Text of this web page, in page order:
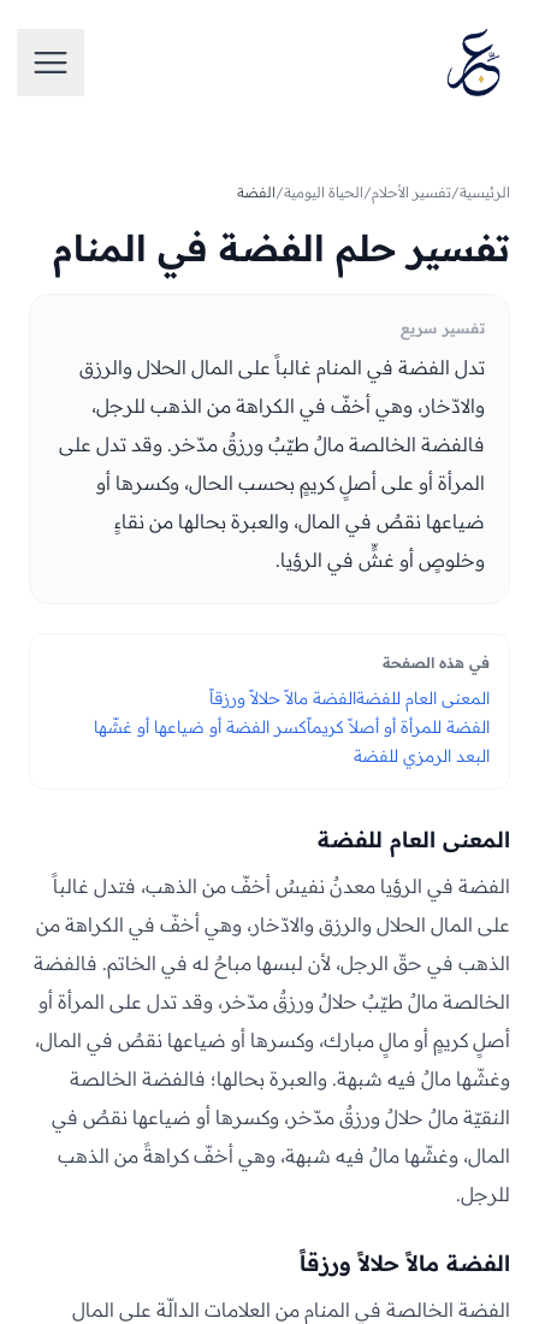
فتح
الرئيسية/تفسير الأحلام/الحياة اليومية/الفضة
تفسير حلم الفضة في المنام
تفسير سريع
تدل الفضة في المنام غالباً على المال الحلال والرزق
والادّخار، وهي أخفّ في الكراهة من الذهب للرجل،
فالفضة الخالصة مالٌ طيّبٌ ورزقٌ مدّخر. وقد تدل على
المرأة أو على أصلٍ كريمٍ بحسب الحال، وكسرها أو
ضياعها نقصٌ في المال، والعبرة بحالها من نقاءٍ
وخلوصٍ أو غشٍّ في الرؤيا.
في هذه الصفحة
المعنى العام للفضةالفضة مالاً حلالاً ورزقاً
الفضة للمرأة أو أصلاً كريماًكسر الفضة أو ضياعها أو غشّها
البعد الرمزي للفضة
المعنى العام للفضة
الفضة في الرؤيا معدنٌ نفيسٌ أخفّ من الذهب، فتدل غالباً
على المال الحلال والرزق والادّخار، وهي أخفّ في الكراهة من
الذهب في حقّ الرجل، لأن لبسها مباحٌ له في الخاتم. فالفضة
الخالصة مالٌ طيّبٌ حلالٌ ورزقٌ مدّخر، وقد تدل على المرأة أو
أصلٍ كريمٍ أو مالٍ مبارك، وكسرها أو ضياعها نقصٌ في المال،
وغشّها مالٌ فيه شبهة. والعبرة بحالها؛ فالفضة الخالصة
النقيّة مالٌ حلالٌ ورزقٌ مدّخر، وكسرها أو ضياعها نقصٌ في
المال، وغشّها مالٌ فيه شبهة، وهي أخفّ كراهةً من الذهب
للرجل.
الفضة مالاً حلالاً ورزقاً
الفضة الخالصة في المنام من العلامات الدالّة على المال